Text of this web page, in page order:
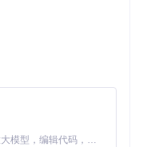
、MacOSACI
系统差异封装为统一
Claude Code 的开源替代方案。连接任意大模型，编辑代码，运行命令，自动验证 — 全自动执行。用 Rust 构建，极致性能。 ｜ An open-source alternative to Claude Code. Connect any LLM, edit code, run commands, and verify changes — autonomously. Built in Rust for speed. Get Started